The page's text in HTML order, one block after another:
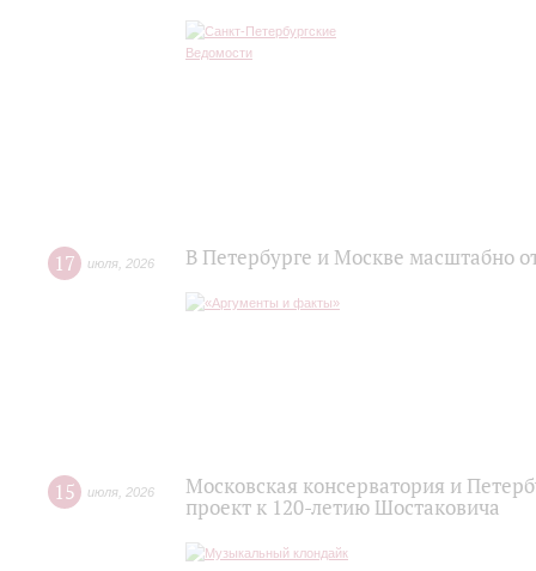
17 июля 2026 В Петербурге и Москве масштабно
15 июля 2026
Московская консерватория и
проект к 120-летию Шостаковича